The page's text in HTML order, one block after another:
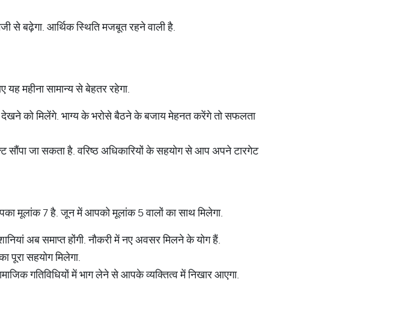
से बढ़ेगा. आर्थिक स्थिति मजबूत रहने वाली है.
महीना सामान्य से बेहतर रहेगा.
को मिलेंगे. भाग्य के भरोसे बैठने के बजाय मेहनत करेंगे तो सफलता
सौंपा जा सकता है. वरिष्ठ अधिकारियों के सहयोग से आप अपने टारगेट
मूलांक 7 है. जून में आपको मूलांक 5 वालों का साथ मिलेगा.
अब समाप्त होंगी. नौकरी में नए अवसर मिलने के योग हैं.
पूरा सहयोग मिलेगा.
गतिविधियों में भाग लेने से आपके व्यक्तित्व में निखार आएगा.